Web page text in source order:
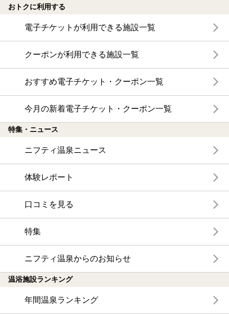
おトクに利用する
電子チケットが利用できる施設一覧
クーポンが利用できる施設一覧
おすすめ電子チケット・クーポン一覧
今月の新着電子チケット・クーポン一覧
特集・ニュース
ニフティ温泉ニュース
体験レポート
口コミを見る
特集
ニフティ温泉からのお知らせ
温浴施設ランキング
年間温泉ランキング